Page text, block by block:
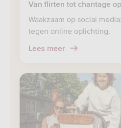
Van flirten tot chantage
Waakzaam op social
tegen online oplichting.
Lees meer